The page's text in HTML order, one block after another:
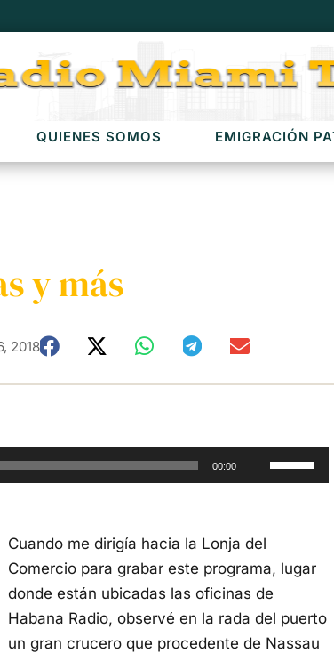
QUIENES SOMOS EMIGRACIÓN
y más
2018
00:00
Utiliza
las
flecha
arriba/
para
aumentar
Cuando me dirigía hacia la Lonja del
Comercio para grabar este programa, lugar
donde están ubicadas las oficinas de
Habana Radio, observé en la rada del puerto
un gran crucero que procedente de Nassau